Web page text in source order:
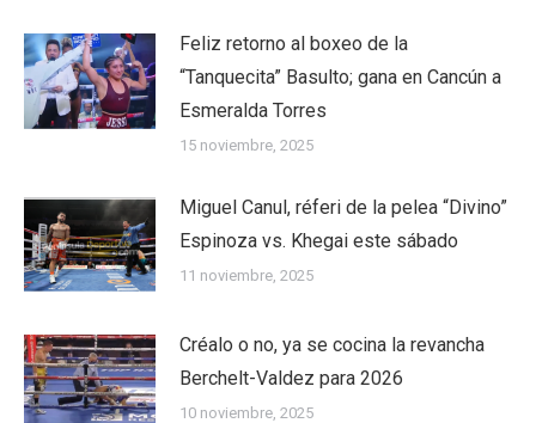
Feliz retorno al boxeo de la
“Tanquecita” Basulto; gana en Cancún a
Esmeralda Torres
15 noviembre, 2025
Miguel Canul, réferi de la pelea “Divino”
Espinoza vs. Khegai este sábado
11 noviembre, 2025
Créalo o no, ya se cocina la revancha
Berchelt-Valdez para 2026
10 noviembre, 2025